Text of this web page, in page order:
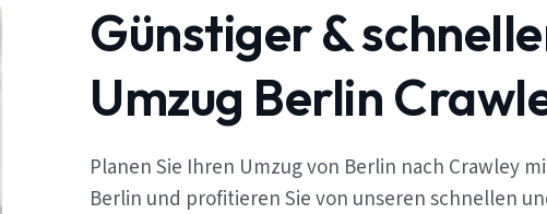
Günstiger &
Umzug Berlin
Planen Sie Ihren Umzug von Berlin nach Crawley
Berlin und profitieren Sie von unseren schnellen